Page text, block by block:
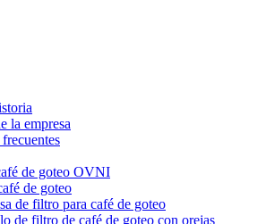
la empresa
de goteo OVNI
de goteo
de filtro para café de goteo
de filtro de café de goteo con orejas